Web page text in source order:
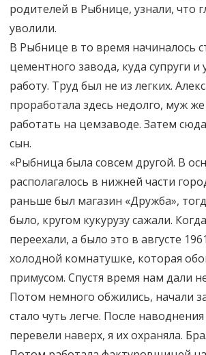
родителей в Рыбнице, узнали, что
уволили.
В Рыбнице в то время начиналось
цементного завода, куда супруги и
работу. Труд был не из легких.
проработала здесь недолго, муж же
работать на цемзаводе. Затем
сын.
«Рыбница была совсем другой. В
располагалось в нижней части
раньше был магазин «Дружба»,
было, кругом кукурузу сажали.
переехали, а было это в августе
холодной комнатушке, которая
примусом. Спустя время нам дали
Потом немного обжились, начали
стало чуть легче. После
перевели наверх, я их охраняла.